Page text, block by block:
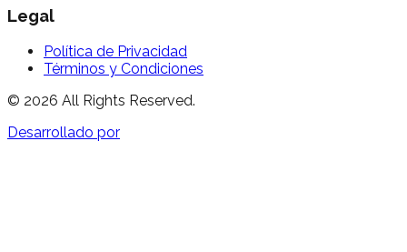
Legal
Política de Privacidad
Términos y Condiciones
© 2026 All Rights Reserved.
Desarrollado por